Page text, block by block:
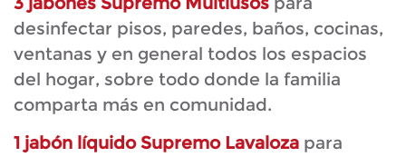
desinfectar pisos, paredes, baños, cocinas,
ventanas y en general todos los espacios
del hogar, sobre todo donde la familia
comparta más en comunidad.
1 jabón líquido Supremo Lavaloza para